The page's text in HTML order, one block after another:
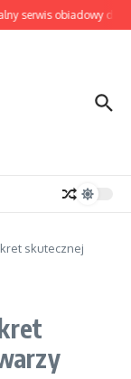
serwis obiadowy do
skutecznej